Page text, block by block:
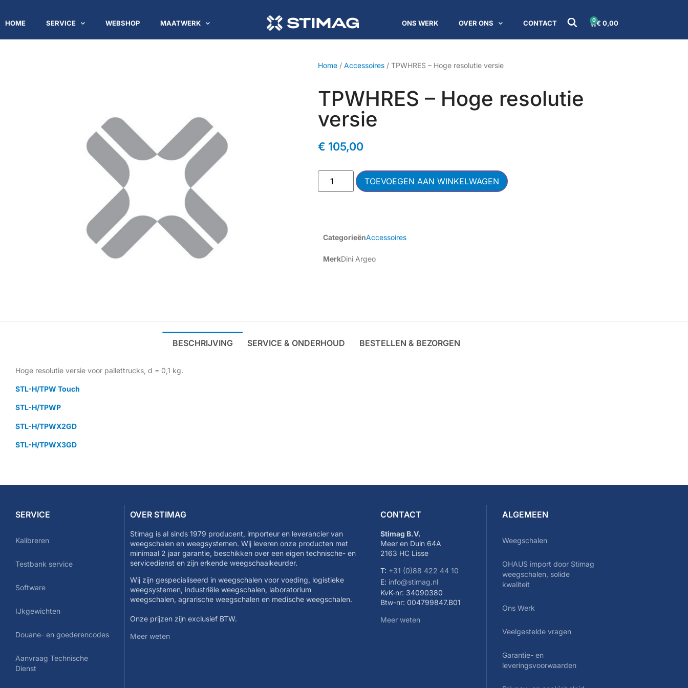
HOME SERVICE WEBSHOP MAATWERK ONS WERK OVER ONS CONTACT € 0,00
0
Home / Accessoires / TPWHRES – Hoge resolutie versie
TPWHRES – Hoge resolutie
versie
€ 105,00
TOEVOEGEN AAN WINKELWAGEN
CategorieënAccessoires
MerkDini Argeo
BESCHRIJVING SERVICE & ONDERHOUD BESTELLEN & BEZORGEN
Hoge resolutie versie voor pallettrucks, d = 0,1 kg.
STL-H/TPW Touch
STL-H/TPWP
STL-H/TPWX2GD
STL-H/TPWX3GD
SERVICE
Kalibreren
Testbank service
Software
IJkgewichten
Douane- en goederencodes
Aanvraag Technische
Dienst
OVER STIMAG
Stimag is al sinds 1979 producent, importeur en leverancier van
weegschalen en weegsystemen. Wij leveren onze producten met
minimaal 2 jaar garantie, beschikken over een eigen technische- en
servicedienst en zijn erkende weegschaalkeurder.
Wij zijn gespecialiseerd in weegschalen voor voeding, logistieke
weegsystemen, industriële weegschalen, laboratorium
weegschalen, agrarische weegschalen en medische weegschalen.
Onze prijzen zijn exclusief BTW.
Meer weten
CONTACT
Stimag B.V.
Meer en Duin 64A
2163 HC Lisse
T: +31 (0)88 422 44 10
E: info@stimag.nl
KvK-nr: 34090380
Btw-nr: 004799847.B01
Meer weten
ALGEMEEN
Weegschalen
OHAUS import door Stimag
weegschalen, solide
kwaliteit
Ons Werk
Veelgestelde vragen
Garantie- en
leveringsvoorwaarden